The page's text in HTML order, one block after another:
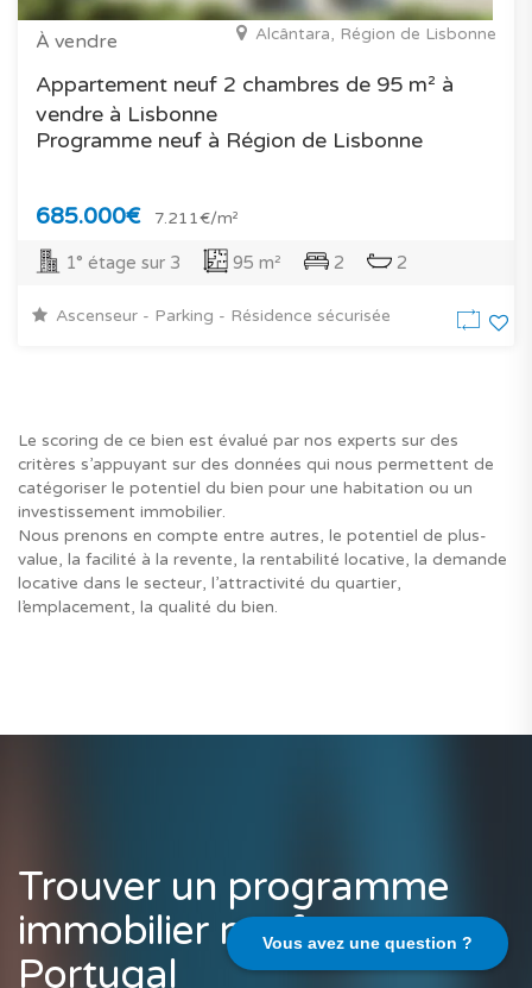
Vous avez une question ?
À vendre Alcântara, Région de Lisbonne
Appartement neuf 2 chambres de 95 m² à
vendre à Lisbonne
Programme neuf à Région de Lisbonne
685.000€ 7.211€/m²
1° étage sur 3 95 m² 2 2
Ascenseur - Parking - Résidence sécurisée
Le scoring de ce bien est évalué par nos experts sur des
critères s’appuyant sur des données qui nous permettent de
catégoriser le potentiel du bien pour une habitation ou un
investissement immobilier.
Nous prenons en compte entre autres, le potentiel de plus-
value, la facilité à la revente, la rentabilité locative, la demande
locative dans le secteur, l’attractivité du quartier,
l’emplacement, la qualité du bien.
Trouver un programme
immobilier neuf au
Portugal